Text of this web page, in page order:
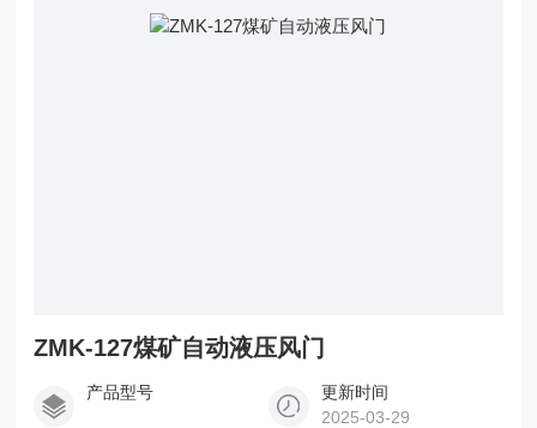
ZMK-127煤矿自动液压风门
产品型号
更新时间
2025-03-29